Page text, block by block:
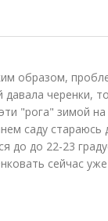
образом,
черенки,
"рога" зимой
саду стараюсь
до до 22-23
сейчас